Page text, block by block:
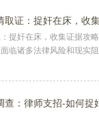
取证：捉奸在床，收
捉奸在床，收集证据攻
临诸多法律风险和现实
查：律师支招-如何捉